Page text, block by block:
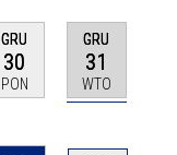
GRU
30
PON
GRU
31
WTO